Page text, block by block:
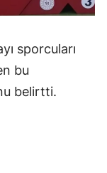
sporcuları
bu
belirtti.